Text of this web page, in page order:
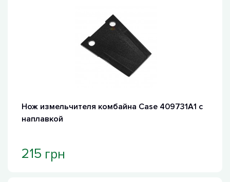
Нож измельчителя комбайна Case 409731A1 с
наплавкой
215 грн